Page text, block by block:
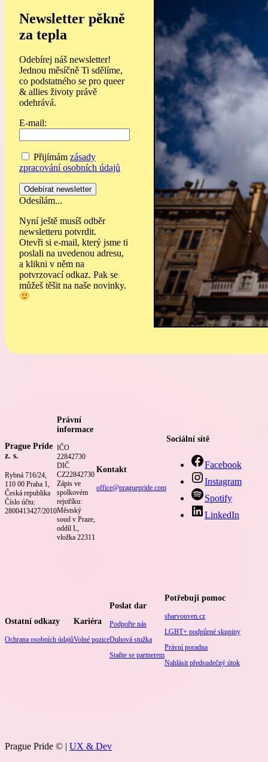
Newsletter pěkně
za tepla
Odebírej náš newsletter!
Jednou měsíčně Ti sdělíme,
co podstatného se pro queer
& allies životy právě
odehrává.
E-mail:
Přijímám zásady
zpracování osobních údajů
Odesílám...
Nyní ještě musíš odběr
newsletteru potvrdit.
Otevři si e-mail, který jsme ti
poslali na uvedenou adresu,
a klikni v něm na
potvrzovací odkaz. Pak se
můžeš těšit na naše novinky.
Prague Pride
z. s.
Rybná 716/24,
110 00 Praha 1,
Česká republika
Číslo účtu:
2800413427/2010
Právní
informace
IČO
22842730
DIČ
CZ22842730
Zápis ve
spolkovém
rejstříku:
Městský
soud v Praze,
oddíl L,
vložka 22311
Kontakt
office@praguepride.com
Sociální sítě
Facebook
Instagram
Spotify
LinkedIn
Ostatní odkazy
Ochrana osobních údajů
Kariéra
Volné pozice
Poslat dar
Podpořte nás
Duhová stužka
Staňte se partnerem
Potřebuji pomoc
sbarvouven.cz
LGBT+ podpůrné skupiny
Právní poradna
Nahlásit předsudečný útok
Prague Pride © | UX & Dev